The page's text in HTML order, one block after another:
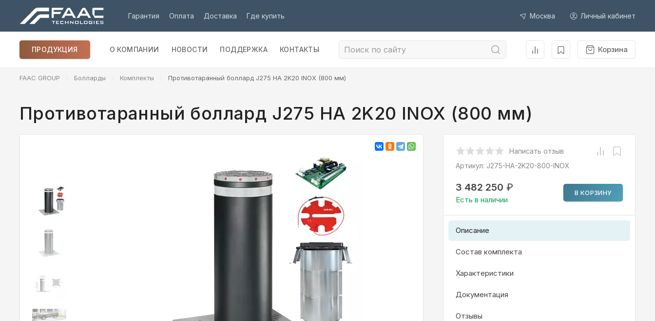
Гарантия Оплата Доставка Где купить Москва Личный кабинет
ПРОДУКЦИЯ О КОМПАНИИ НОВОСТИ ПОДДЕРЖКА КОНТАКТЫ Корзина
FAAC GROUP Болларды Комплекты Противотаранный боллард J275 HA 2K20 INOX (800 мм)
Противотаранный боллард J275 HA 2K20 INOX (800 мм)
Написать отзыв
Артикул: J275-HA-2K20-800-INOX
3 482 250 ₽
Есть в наличии
В КОРЗИНУ
Описание
Состав комплекта
Характеристики
Документация
Отзывы